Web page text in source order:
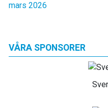
mars 2026
VÅRA SPONSORER